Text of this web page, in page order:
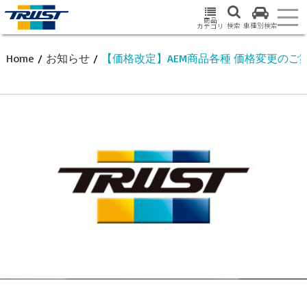
商品
カテゴリ 検索 車種別検索
Home / お知らせ/ 【価格改定】AEM商品各種 価格変更のご